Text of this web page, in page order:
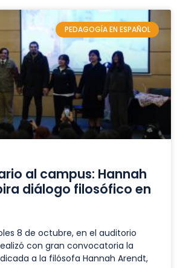
PEDAGOGÍA EN ESPAÑOL
al campus: Hannah
diálogo filosófico en
8 de octubre, en el auditorio
con gran convocatoria la
a la filósofa Hannah Arendt,